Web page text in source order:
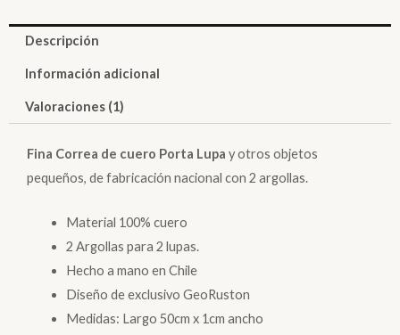
Descripción
Información adicional
Valoraciones (1)
Fina Correa de cuero Porta Lupa y otros objetos
pequeños, de fabricación nacional con 2 argollas.
Material 100% cuero
2 Argollas para 2 lupas.
Hecho a mano en Chile
Diseño de exclusivo GeoRuston
Medidas: Largo 50cm x 1cm ancho